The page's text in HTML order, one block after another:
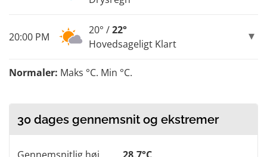
20:00 PM
20° /22°
Hovedsageligt Klart
Normaler: Maks °C. Min °C.
30 dages gennemsnit og ekstremer